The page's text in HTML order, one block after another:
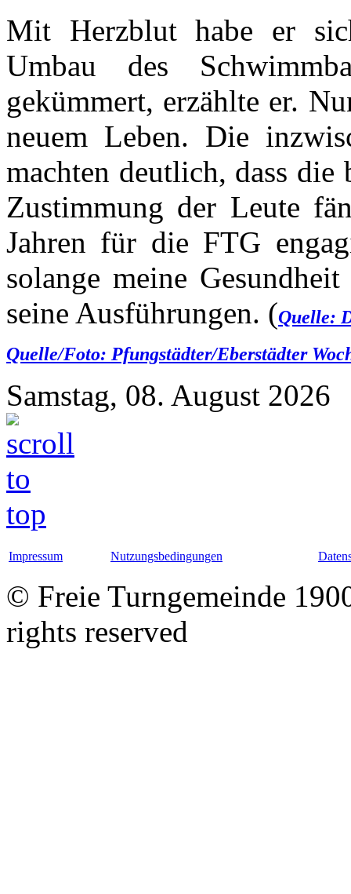
Mit Herzblut habe er
Umbau des
gekümmert, erzählte er.
neuem Leben. Die
machten deutlich, dass
Zustimmung der Leute
Jahren für die FTG
solange meine
seine Ausführungen. (Quelle:
Quelle/Foto: Pfungstädter/Eberstädter
Samstag, 08. August 2026
Impressum Nutzungsbedingungen
© Freie Turngemeinde
rights reserved